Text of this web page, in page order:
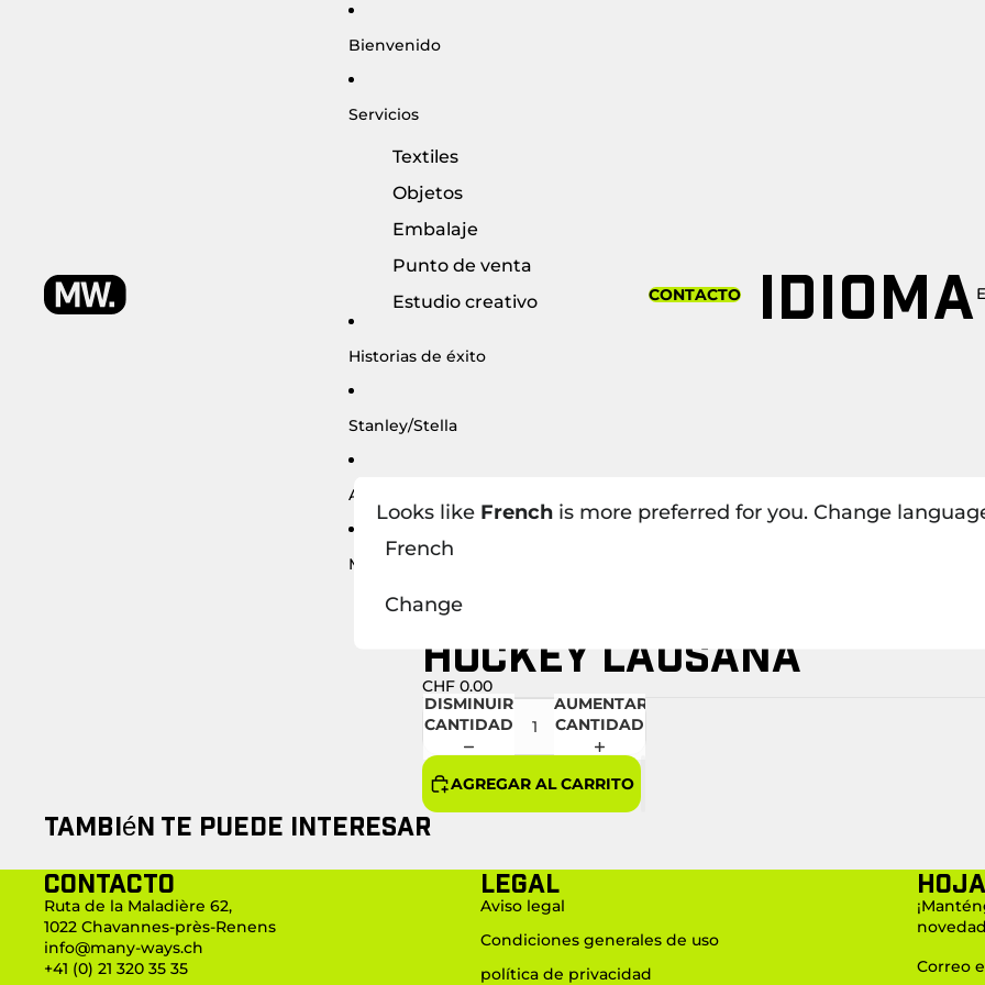
Bienvenido
Servicios
Textiles
Objetos
Embalaje
Punto de venta
Estudio creativo
electrónico
Historias de éxito
Stanley/Stella
Acerca de
Más
CONTACTO IDIOMA
FOLLETO DEL CLUB DE
HOCKEY LAUSANA
CHF 0.00
DISMINUIR
CANTIDAD
AUMENTAR
CANTIDAD
AGREGAR AL CARRITO
También te puede interesar
Contacto
Ruta de la Maladière 62,
1022 Chavannes-près-Renens
info@many-ways.ch
+41 (0) 21 320 35 35
LEGAL
Aviso legal
Condiciones generales de uso
política de privacidad
Correo
Looks like French is more preferred for you. Change
French
Change